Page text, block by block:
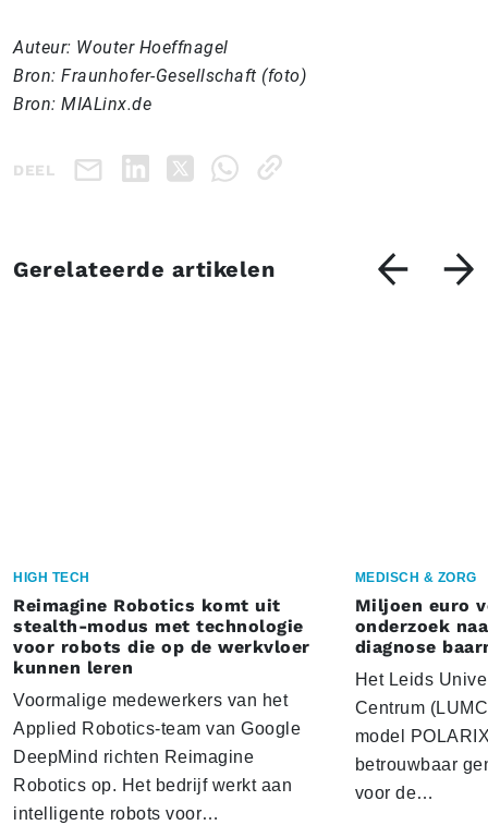
Auteur: Wouter Hoeffnagel
Bron: Fraunhofer-Gesellschaft (foto)
Bron: MIALinx.de
DEEL
Gerelateerde artikelen
HIGH TECH
Reimagine Robotics komt uit
stealth-modus met technologie
voor robots die op de werkvloer
kunnen leren
Voormalige medewerkers van het
Applied Robotics-team van Google
DeepMind richten Reimagine
Robotics op. Het bedrijf werkt aan
intelligente robots voor…
MEDISCH & ZORG
Miljoen euro
onderzoek
diagnose
Het Leids
Centrum
model
betrouwbaar
voor de…